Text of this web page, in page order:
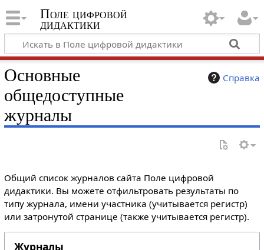
Поле цифровой
дидактики
Справка
Основные
общедоступные
журналы
Общий список журналов сайта Поле цифровой
дидактики. Вы можете отфильтровать результаты по
типу журнала, имени участника (учитывается регистр)
или затронутой странице (также учитывается регистр).
Журналы